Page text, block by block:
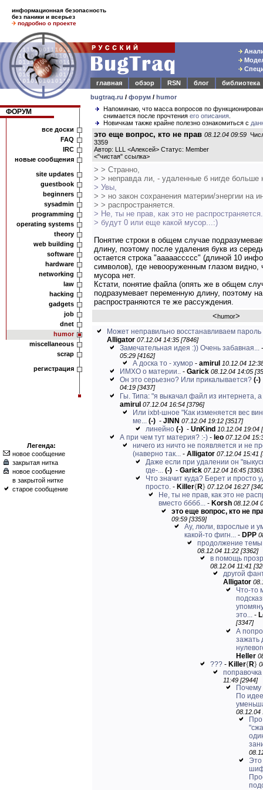
информационная безопасность
без паники и всерьез
подробно о проекте
главная
обзор RSN блог
библиотека
bugtraq.ru / форум / humor
ФОРУМ
все доски
FAQ
IRC
новые сообщения
site updates
guestbook
beginners
sysadmin
programming
operating systems
theory
web building
software
hardware
networking
law
hacking
gadgets
job
dnet
humor
miscellaneous
scrap
регистрация
Легенда:
новое сообщение
закрытая нитка
новое сообщение
в закрытой нитке
старое сообщение
Напоминаю, что масса вопросов по
снимается после прочтения его описания
Новичкам также крайне полезно ознакомиться с
это еще вопрос, кто не прав 08.12.04 09:59
3359
Автор: LLL <Алексей> Статус: Member
<"чистая" ссылка>
> > Странно,
> > неправда ли, - удаленные б нигде больше
> Увы,
> > но закон сохранения материи/энергии на
> > распространяется.
> Не, ты не прав, как это не
> будут 0 или еще какой мусор...:)
Понятие строки в общем случае
длину, поэтому после удаления букв из
остается строка "aaaaaccccc" (длиной 10
символов), где невооруженным глазом видно,
мусора нет.
Кстати, понятие файла (опять же в общем
подразумевает переменную длину, поэтому на
распространяются те же рассуждения.
<humor>
Может неправильно восстанавливаем
Alligator 07.12.04 14:35 [7846]
Замечательная идея :)) Очень забавная...
05:29 [4162]
А доска то - хумор - amirul 10.12.04
ИМХО о материи.. - Garick 08.12.04 14:05
Он это серьезно? Или прикалывается? (-)
04:19 [3437]
Гы. Типа: "я выкачал файл из интернета, а
amirul 07.12.04 16:54 [3796]
Или ixbt-шное "Как изменяется вес
ме... (-) - JINN 07.12.04 19:12 [3517]
линейно (-) - UnKind 10.12.04 19:04
А при чем тут материя? :-) - leo 07.12.04
ничего из ничто не появляется и не
(наверно так... - Alligator 07.12.04 15:41
Даже если при удалении он
где-... (-) - Garick 07.12.04 16:45
Что значит куда? Берет и просто
просто. - Killer{R} 07.12.04 16:27
Не, ты не прав, как это не
вместо бббб... - Korsh 08.12.04
это еще вопрос, кто не
09:59 [3359]
Ау, люли, взрослые и
какой-то фигн... - DPP
продолжение темы
08.12.04 11:22 [3362]
в помощь
08.12.04 11:41
другой
Alligator
Что-то
это... -
[3347]
А
зажать
Heller
??? - Killer{R}
поправочка
11:49 [2944]
По
08.12.04
Это